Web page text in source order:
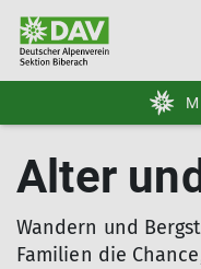
Alter
Wandern und
Familien die